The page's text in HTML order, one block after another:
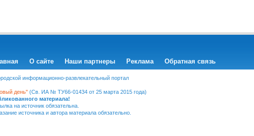
О сайте Наши партнеры Реклама Обратная связь
информационно-развлекательный портал
день" (Св. ИА № ТУ66-01434 от 25 марта 2015 года)
материала!
на источник обязательна.
источника и автора материала обязательно.